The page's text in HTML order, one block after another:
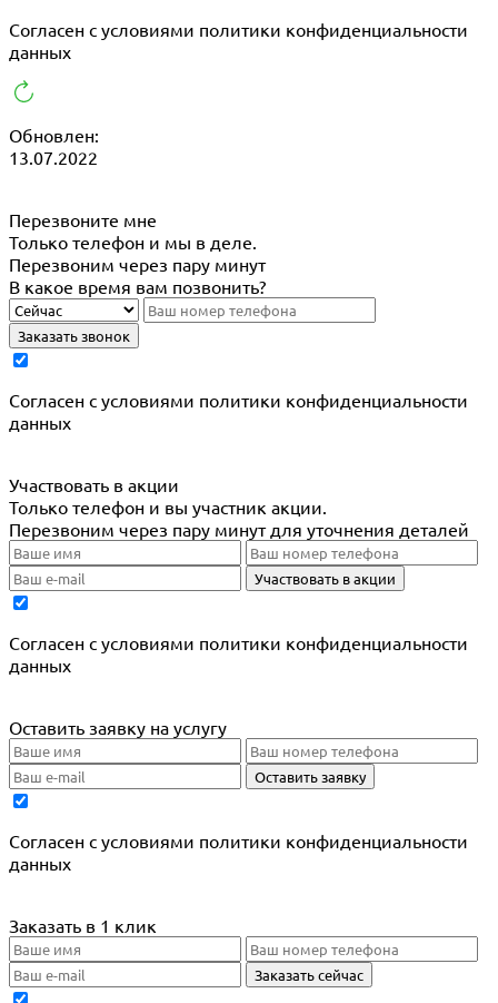
Cогласен с условиями политики конфиденциальности
данных
Обновлен:
13.07.2022
Перезвоните мне
Только телефон и мы в деле.
Перезвоним через пару минут
В какое время вам позвонить?
Заказать звонок
Cогласен с условиями политики конфиденциальности
данных
Участвовать в акции
Только телефон и вы участник акции.
Перезвоним через пару минут для уточнения деталей
Участвовать в акции
Cогласен с условиями политики конфиденциальности
данных
Оставить заявку на услугу
Оставить заявку
Cогласен с условиями политики конфиденциальности
данных
Заказать в 1 клик
Заказать сейчас